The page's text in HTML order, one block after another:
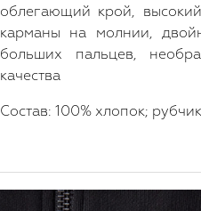
облегающий крой,
карманы на молнии,
больших пальцев,
качества
Состав: 100% хлопок;